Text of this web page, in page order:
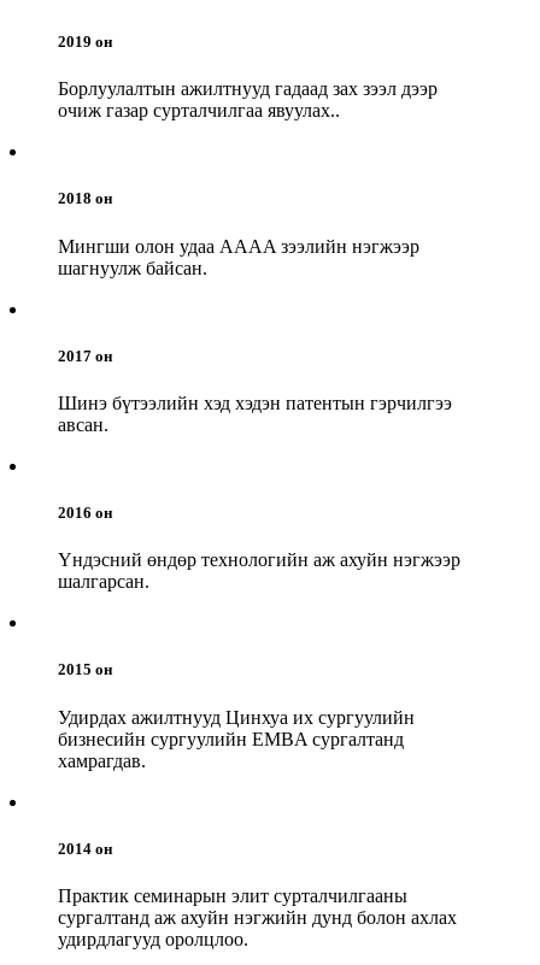
2019 он
Борлуулалтын ажилтнууд гадаад зах зээл дээр
очиж газар сурталчилгаа явуулах..
2018 он
Мингши олон удаа AAAA зээлийн нэгжээр
шагнуулж байсан.
2017 он
Шинэ бүтээлийн хэд хэдэн патентын гэрчилгээ
авсан.
2016 он
Үндэсний өндөр технологийн аж ахуйн нэгжээр
шалгарсан.
2015 он
Удирдах ажилтнууд Цинхуа их сургуулийн
бизнесийн сургуулийн EMBA сургалтанд
хамрагдав.
2014 он
Практик семинарын элит сурталчилгааны
сургалтанд аж ахуйн нэгжийн дунд болон ахлах
удирдлагууд оролцлоо.